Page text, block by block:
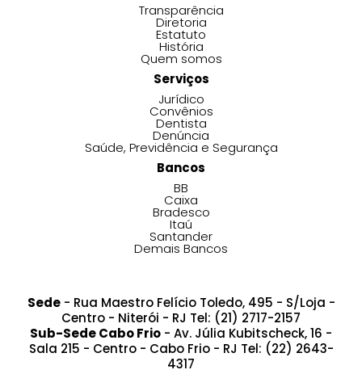
Transparência
Diretoria
Estatuto
História
Quem somos
Serviços
Jurídico
Convênios
Dentista
Denúncia
Saúde, Previdência e Segurança
Bancos
BB
Caixa
Bradesco
Itaú
Santander
Demais Bancos
Sede- Rua Maestro Felício Toledo, 495 - S/Loja -
Centro - Niterói - RJ Tel: (21) 2717-2157
Sub-Sede Cabo Frio - Av. Júlia Kubitscheck, 16 -
Sala 215 - Centro - Cabo Frio - RJ Tel: (22) 2643-
4317